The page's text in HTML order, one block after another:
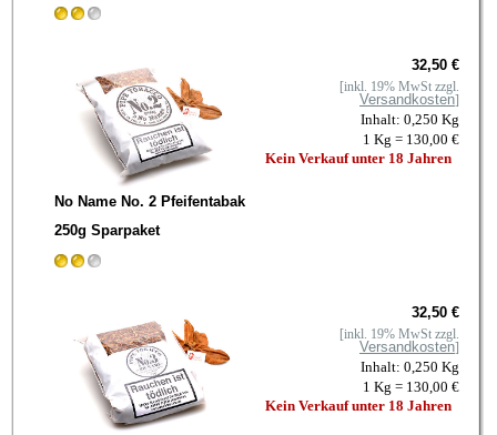
No Name No. 2 Pfeifentabak
250g Sparpaket
32,50 €
[inkl. 19% MwSt zzgl.
Versandkosten]
Inhalt: 0,250 Kg
1 Kg = 130,00 €
Kein Verkauf unter 18 Jahren
32,50 €
[inkl. 19% MwSt zzgl.
Versandkosten]
Inhalt: 0,250 Kg
1 Kg = 130,00 €
Kein Verkauf unter 18 Jahren